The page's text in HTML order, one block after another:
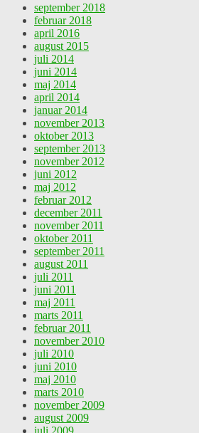
september 2018
februar 2018
april 2016
august 2015
juli 2014
juni 2014
maj 2014
april 2014
januar 2014
november 2013
oktober 2013
september 2013
november 2012
juni 2012
maj 2012
februar 2012
december 2011
november 2011
oktober 2011
september 2011
august 2011
juli 2011
juni 2011
maj 2011
marts 2011
februar 2011
november 2010
juli 2010
juni 2010
maj 2010
marts 2010
november 2009
august 2009
juli 2009